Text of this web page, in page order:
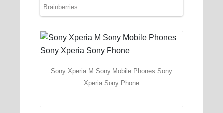
Sony Xperia M Sony Mobile Phones Sony
Xperia Sony Phone